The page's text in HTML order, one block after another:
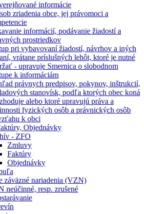
informácie
zriadenia obce, jej právomoci a
informácií, podávanie žiadostí a
prostriedkov
pri vybavovaní žiadostí, návrhov a iných
vrátane príslušných lehôt, ktoré je nutné
- upravuje Smernica o slobodnom
k informáciám
právnych predpisov, pokynov, inštrukcií,
stanovísk, podľa ktorých obec koná
alebo ktoré upravujú práva a
fyzických osôb a právnických osôb
k obci
Objednávky
- ZFO
Zmluvy
Faktúry
Objednávky
záväzné nariadenia (VZN)
neúčinné, resp. zrušené